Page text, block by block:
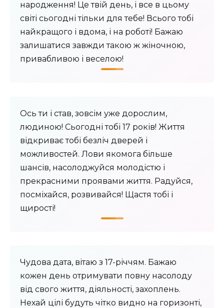
народження! Це твій день, і все в цьому
світі сьогодні тільки для тебе! Всього тобі
найкращого і вдома, і на роботі! Бажаю
залишатися завжди такою ж жіночною,
привабливою і веселою!
Ось ти і став, зовсім уже дорослим,
людиною! Сьогодні тобі 17 років! Життя
відкриває тобі безліч дверей і
можливостей. Лови якомога більше
шансів, насолоджуйся молодістю і
прекрасними проявами життя. Радуйся,
посміхайся, розвивайся! Щастя тобі і
щирості!
Чудова дата, вітаю з 17-річчям. Бажаю
кожен день отримувати повну насолоду
від свого життя, діяльності, захоплень.
Нехай цілі будуть чітко видно на горизонті,